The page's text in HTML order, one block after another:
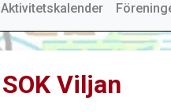
Aktivitetskalender
SOK Viljan